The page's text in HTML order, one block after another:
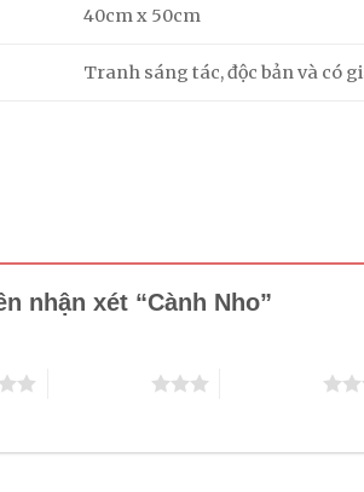
40cm x 50cm
Tranh sáng tác, độc bản và có
nhận xét “Cành Nho”